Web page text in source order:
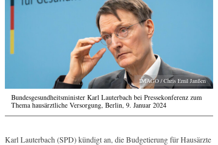
IMAGO / Chris Emil Janßen
Bundesgesundheitsminister Karl Lauterbach bei Pressekonferenz zum
Thema hausärztliche Versorgung, Berlin, 9. Januar 2024
Karl Lauterbach (SPD) kündigt an, die Budgetierung für Hausärzte